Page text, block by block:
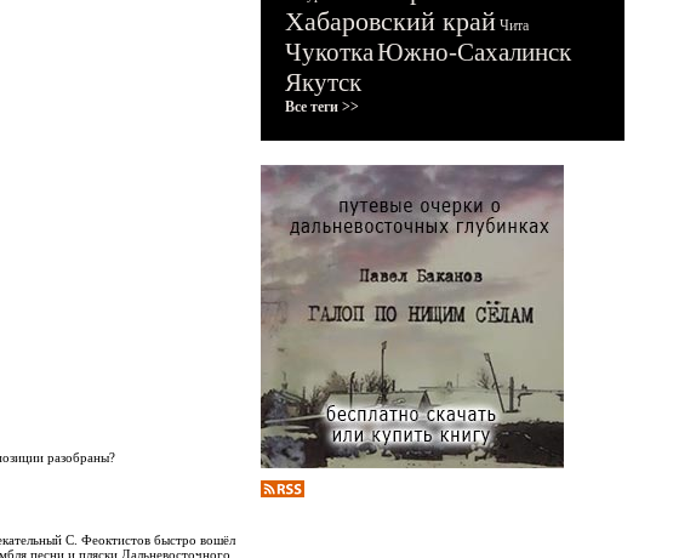
разобраны?
С. Феоктистов быстро вошёл
песни и пляски Дальневосточного
Хабаровский край Чита
ЧукоткаЮжно-Сахалинск
Якутск
Все теги >>